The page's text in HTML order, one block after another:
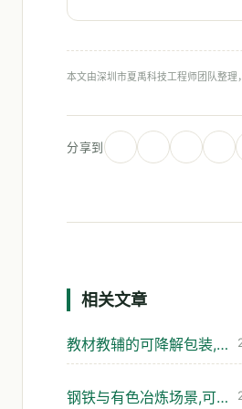
本文由深圳市夏禹科技工程师团队整
分享到
相关文章
教材教辅的可降解包装,怎么选才不踩坑
钢铁与有色冶炼场景,可降解包装真的扛得住吗